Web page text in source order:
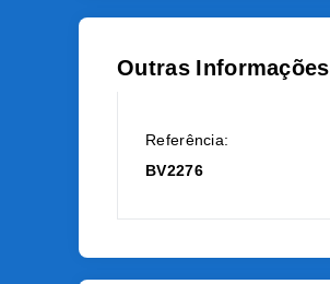
Outras Informações
Referência:
BV2276